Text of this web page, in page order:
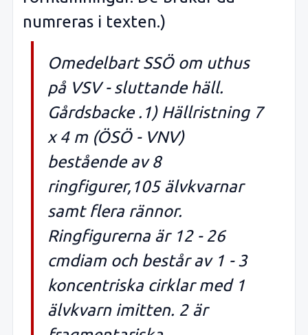
numreras i texten.)
Omedelbart SSÖ om uthus
på VSV - sluttande häll.
Gårdsbacke .1) Hällristning 7
x 4 m (ÖSÖ - VNV)
bestående av 8
ringfigurer,105 älvkvarnar
samt flera rännor.
Ringfigurerna är 12 - 26
cmdiam och består av 1 - 3
koncentriska cirklar med 1
älvkvarn imitten. 2 är